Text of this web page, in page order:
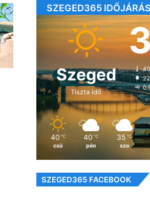
SZEGED365 IDŐJÁRÁS
Szeged
Tiszta idő
40 ℃
csü
40 ℃
pén
35 ℃
szo
SZEGED365 FACEBOOK